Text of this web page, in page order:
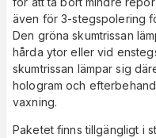
även för 3-stegspolering
Den gröna skumtrissan
hårda ytor eller vid
skumtrissan lämpar sig
hologram och
vaxning.
Paketet finns tillgängligt i